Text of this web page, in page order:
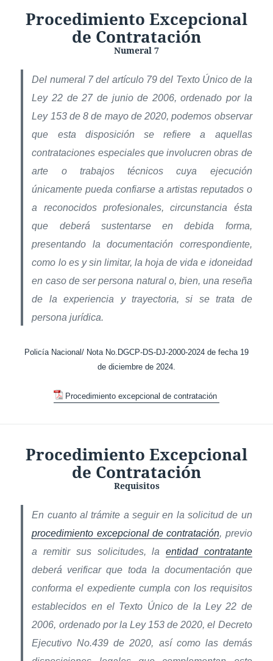
Procedimiento Excepcional
de Contratación
Numeral 7
Del numeral 7 del artículo 79 del Texto Único de la
Ley 22 de 27 de junio de 2006, ordenado por la
Ley 153 de 8 de mayo de 2020, podemos observar
que esta disposición se refiere a aquellas
contrataciones especiales que involucren obras de
arte o trabajos técnicos cuya ejecución
únicamente pueda confiarse a artistas reputados o
a reconocidos profesionales, circunstancia ésta
que deberá sustentarse en debida forma,
presentando la documentación correspondiente,
como lo es y sin limitar, la hoja de vida e idoneidad
en caso de ser persona natural o, bien, una reseña
de la experiencia y trayectoria, si se trata de
persona jurídica.
Policía Nacional/ Nota No.DGCP-DS-DJ-2000-2024 de fecha 19
de diciembre de 2024.
Procedimiento excepcional de contratación
Procedimiento Excepcional
de Contratación
Requisitos
En cuanto al trámite a seguir en la solicitud de un
procedimiento excepcional de contratación, previo
a remitir sus solicitudes, la entidad contratante
deberá verificar que toda la documentación que
conforma el expediente cumpla con los requisitos
establecidos en el Texto Único de la Ley 22 de
2006, ordenado por la Ley 153 de 2020, el Decreto
Ejecutivo No.439 de 2020, así como las demás